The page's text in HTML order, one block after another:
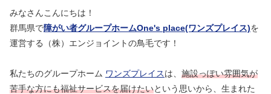
みなさんこんにちは！
群馬県で障がい者グループホームOne's place(ワンズプレイス)を
運営する（株）エンジョイントの鳥毛です！
私たちのグループホーム ワンズプレイスは、 施設っぽい雰囲気が
苦手な方にも福祉サービスを届けたいという思いから、生まれた